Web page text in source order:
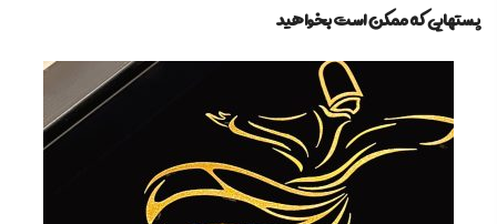
پستهایی که ممکن است بخواهید